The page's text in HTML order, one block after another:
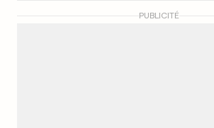
PUBLICITÉ